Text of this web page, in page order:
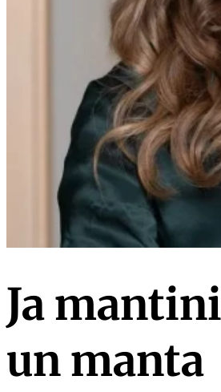
Ja
un manta